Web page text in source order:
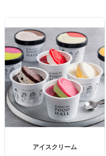
アイスクリーム